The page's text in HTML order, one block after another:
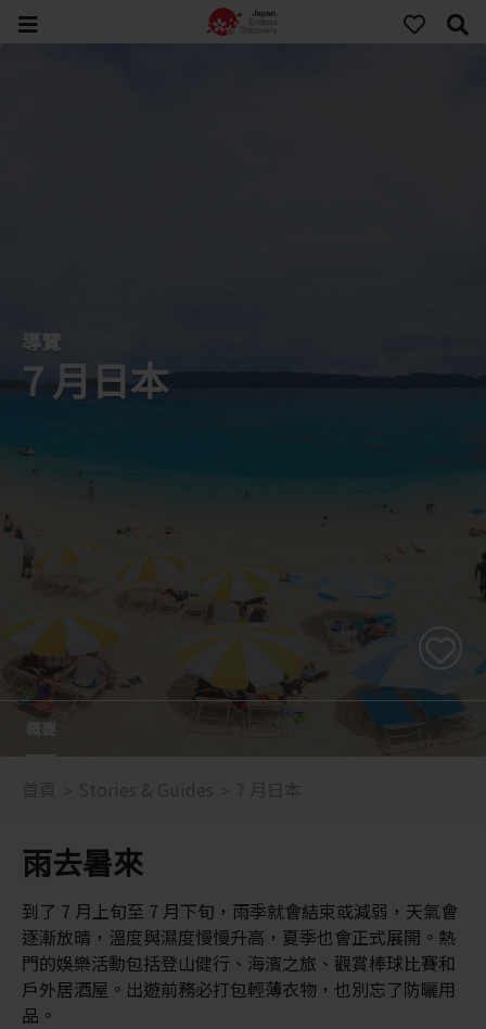
導覽
7 月日本
概要
雨去暑來
到了 7 月上旬至 7 月下旬，雨季就會結束或減弱，天氣會
逐漸放晴，溫度與濕度慢慢升高，夏季也會正式展開。熱
門的娛樂活動包括登山健行、海濱之旅、觀賞棒球比賽和
戶外居酒屋。出遊前務必打包輕薄衣物，也別忘了防曬用
品。